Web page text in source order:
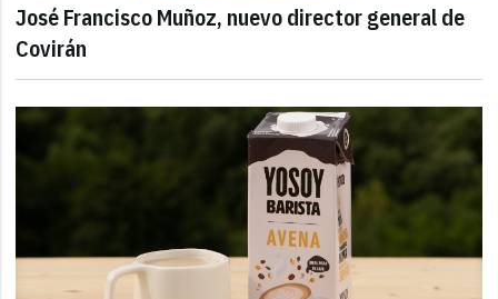
José Francisco Muñoz, nuevo director general de
Covirán